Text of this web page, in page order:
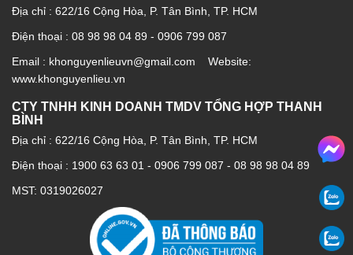
Địa chỉ : 622/16 Cộng Hòa, P. Tân Bình, TP. HCM
Điện thoại : 08 98 98 04 89 - 0906 799 087
Email : khonguyenlieuvn@gmail.com Website:
www.khonguyenlieu.vn
CTY TNHH KINH DOANH TMDV TỔNG HỢP THANH
BÌNH
Địa chỉ : 622/16 Cộng Hòa, P. Tân Bình, TP. HCM
Điện thoại : 1900 63 63 01 - 0906 799 087 - 08 98 98 04 89
MST: 0319026027